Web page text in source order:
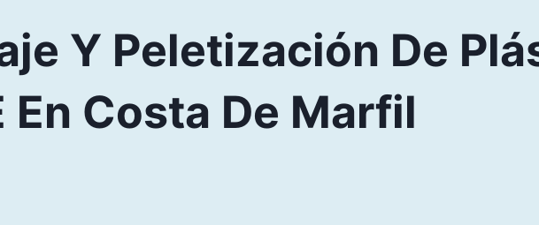
Y Peletización De
En Costa De Marfil